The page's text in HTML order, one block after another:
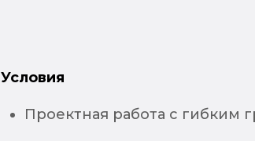
Условия
Проектная работа с гибким